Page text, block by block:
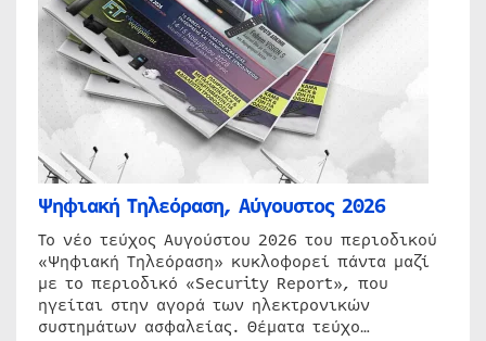
Ψηφιακή Τηλεόραση, Αύγουστος 2026
Το νέο τεύχος Αυγούστου 2026 του περιοδικού
«Ψηφιακή Τηλεόραση» κυκλοφορεί πάντα μαζί
με το περιοδικό «Security Report», που
ηγείται στην αγορά των ηλεκτρονικών
συστημάτων ασφαλείας. Θέματα τεύχο…